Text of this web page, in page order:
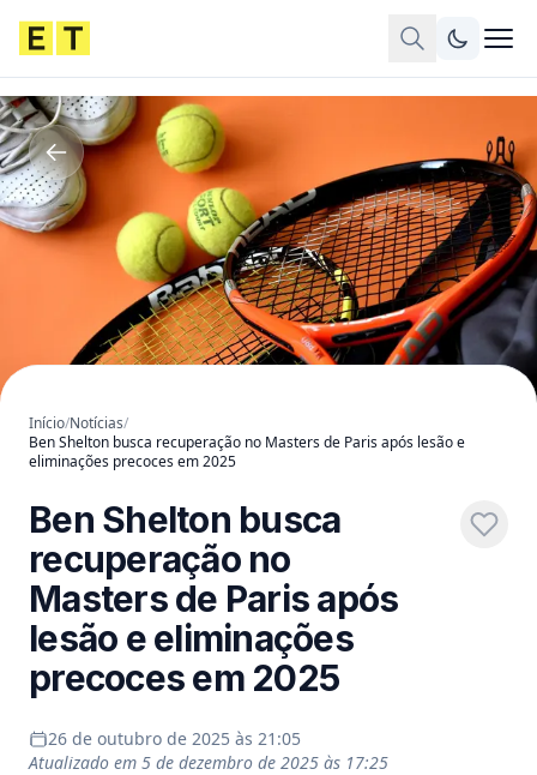
Início/Notícias/
Ben Shelton busca recuperação no Masters de Paris após lesão e
eliminações precoces em 2025
Ben Shelton busca
recuperação no
Masters de Paris após
lesão e eliminações
precoces em 2025
26 de outubro de 2025 às 21:05
Atualizado em 5 de dezembro de 2025 às 17:25